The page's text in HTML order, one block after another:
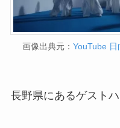
画像出典元：YouTube
長野県にあるゲスト